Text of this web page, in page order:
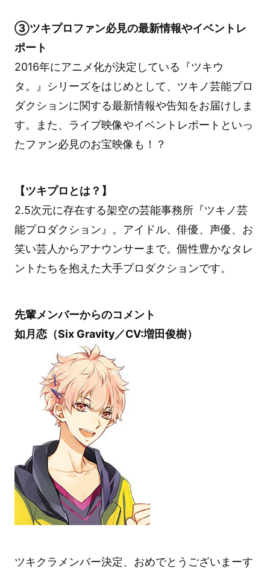
③ツキプロファン必見の最新情報やイベントレ
ポート
2016年にアニメ化が決定している『ツキウ
タ。』シリーズをはじめとして、ツキノ芸能プロ
ダクションに関する最新情報や告知をお届けしま
す。また、ライブ映像やイベントレポートといっ
たファン必見のお宝映像も！？
【ツキプロとは？】
2.5次元に存在する架空の芸能事務所『ツキノ芸
能プロダクション』。アイドル、俳優、声優、お
笑い芸人からアナウンサーまで。個性豊かなタレ
ントたちを抱えた大手プロダクションです。
先輩メンバーからのコメント
如月恋（Six Gravity／CV:増田俊樹）
ツキクラメンバー決定、おめでとうございまーす